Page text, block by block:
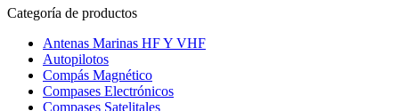
Categoría de productos
Antenas Marinas HF Y VHF
Autopilotos
Compás Magnético
Compases Electrónicos
Compases Satelitales